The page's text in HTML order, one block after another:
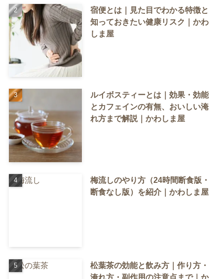
宿便とは｜見た目でわかる特徴と
知っておきたい健康リスク｜かわ
しま屋
ルイボスティーとは｜効果・効能
とカフェインの有無、おいしい淹
れ方まで解説｜かわしま屋
梅流しのやり方（24時間断食版・
断食なし版）を紹介｜かわしま屋
松葉茶の効能と飲み方｜作り方・
淹れ方・副作用の注意点まで｜か